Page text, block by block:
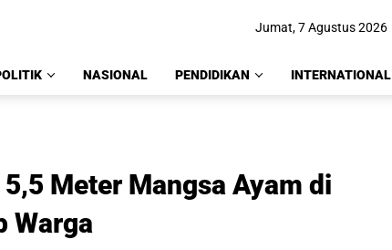
Jumat, 7 Agustus 2026
NASIONAL PENDIDIKAN INTERNATIONAL
Meter Mangsa Ayam di
Warga